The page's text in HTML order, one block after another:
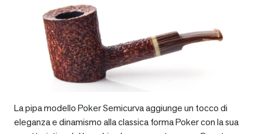
La pipa modello Poker Semicurva aggiunge un tocco di
eleganza e dinamismo alla classica forma Poker con la sua